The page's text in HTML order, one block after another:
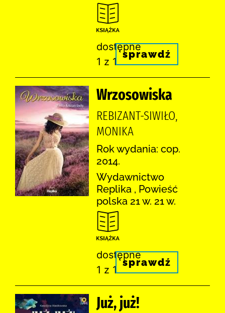
dostępne
1 z 1
sprawdź
Wrzosowiska
REBIZANT-SIWIŁO,
MONIKA
Rok wydania: cop.
2014.
Wydawnictwo
Replika , Powieść
polska 21 w. 21 w.
dostępne
1 z 1
sprawdź
Już, już!